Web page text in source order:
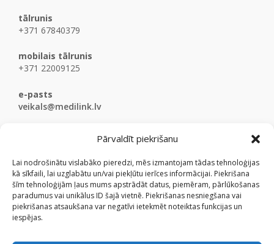
Pārvaldīt piekrišanu
Lai nodrošinātu vislabāko pieredzi, mēs izmantojam tādas tehnoloģijas
kā sīkfaili, lai uzglabātu un/vai piekļūtu ierīces informācijai. Piekrišana
šīm tehnoloģijām ļaus mums apstrādāt datus, piemēram, pārlūkošanas
paradumus vai unikālus ID šajā vietnē. Piekrišanas nesniegšana vai
piekrišanas atsaukšana var negatīvi ietekmēt noteiktas funkcijas un
iespējas.
tālrunis
+371 67840379
mobilais tālrunis
+371 22009125
e-pasts
veikals@medilink.lv